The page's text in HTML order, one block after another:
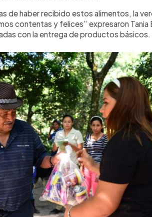
de haber recibido estos alimentos, la
contentas y felices” expresaron Tania
con la entrega de productos básicos.